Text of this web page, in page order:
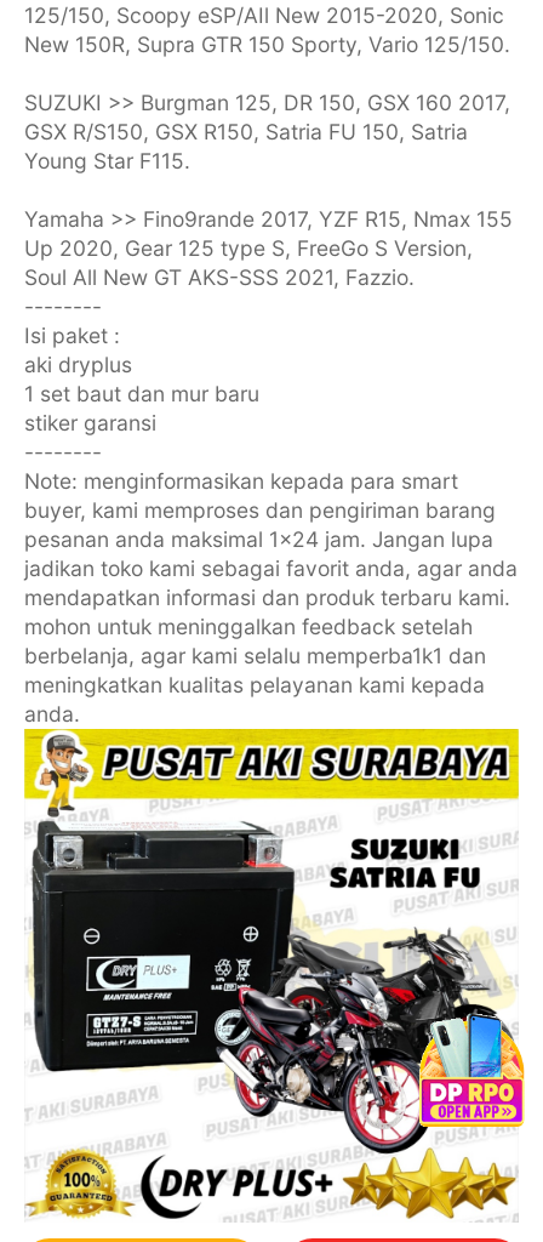
125/150, Scoopy eSP/AIl New 2015-2020, Sonic
New 150R, Supra GTR 150 Sporty, Vario 125/150.
SUZUKI >> Burgman 125, DR 150, GSX 160 2017,
GSX R/S150, GSX R150, Satria FU 150, Satria
Young Star F115.
Yamaha >> Fino9rande 2017, YZF R15, Nmax 155
Up 2020, Gear 125 type S, FreeGo S Version,
Soul All New GT AKS-SSS 2021, Fazzio.
--------
Isi paket :
aki dryplus
1 set baut dan mur baru
stiker garansi
--------
Note: menginformasikan kepada para smart
buyer, kami memproses dan pengiriman barang
pesanan anda maksimal 1x24 jam. Jangan lupa
jadikan toko kami sebagai favorit anda, agar anda
mendapatkan informasi dan produk terbaru kami.
mohon untuk meninggalkan feedback setelah
berbelanja, agar kami selalu memperba1k1 dan
meningkatkan kualitas pelayanan kami kepada
anda.